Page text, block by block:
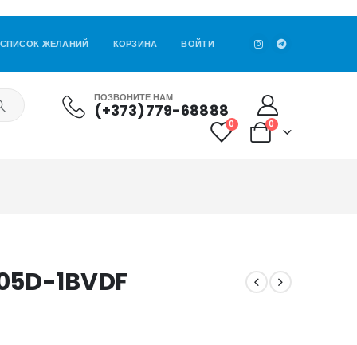
СПИСОК ЖЕЛАНИЙ КОРЗИНА ВОЙТИ
ПОЗВОНИТЕ НАМ
(+373)779-68888
0 0
1BVDF